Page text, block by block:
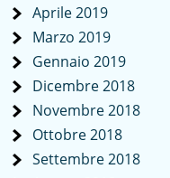
Aprile 2019
Marzo 2019
Gennaio 2019
Dicembre 2018
Novembre 2018
Ottobre 2018
Settembre 2018